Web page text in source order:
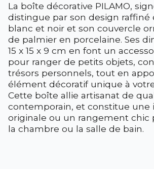
La boîte décorative PILAMO,
distingue par son design raffiné
blanc et noir et son couvercle
de palmier en porcelaine. Ses
15 x 15 x 9 cm en font un
pour ranger de petits objets,
trésors personnels, tout en
élément décoratif unique à
Cette boîte allie artisanat de
contemporain, et constitue une
originale ou un rangement chic
la chambre ou la salle de bain.